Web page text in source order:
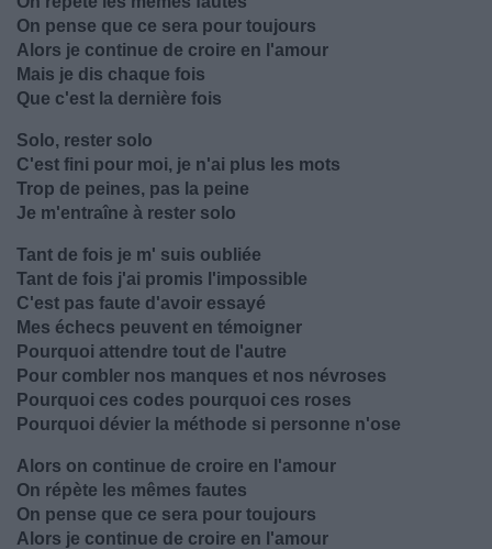
On pense que ce sera pour toujours
Alors je continue de croire en l'amour
Mais je dis chaque fois
Que c'est la dernière fois
Solo, rester solo
C'est fini pour moi, je n'ai plus les mots
Trop de peines, pas la peine
Je m'entraîne à rester solo
Tant de fois je m' suis oubliée
Tant de fois j'ai promis l'impossible
C'est pas faute d'avoir essayé
Mes échecs peuvent en témoigner
Pourquoi attendre tout de l'autre
Pour combler nos manques et nos névroses
Pourquoi ces codes pourquoi ces roses
Pourquoi dévier la méthode si personne n'ose
Alors on continue de croire en l'amour
On répète les mêmes fautes
On pense que ce sera pour toujours
Alors je continue de croire en l'amour